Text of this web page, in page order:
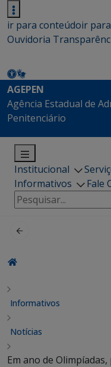
ir para conteúdoir
Ouvidoria
AGEPEN
Agência Estadual de
Penitenciário
Institucional
Informativos
Fale
Pesquisar
por:
Informativos
Notícias
Em ano de